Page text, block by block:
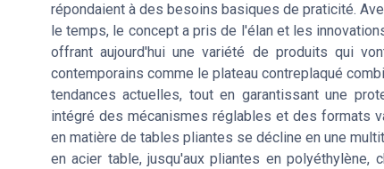
répondaient à des besoins basiques de praticité.
le temps, le concept a pris de l'élan et les
offrant aujourd'hui une variété de produits qui
contemporains comme le plateau contreplaqué
tendances actuelles, tout en garantissant une
intégré des mécanismes réglables et des formats
en matière de tables pliantes se décline en une
en acier table, jusqu'aux pliantes en polyéthylène,